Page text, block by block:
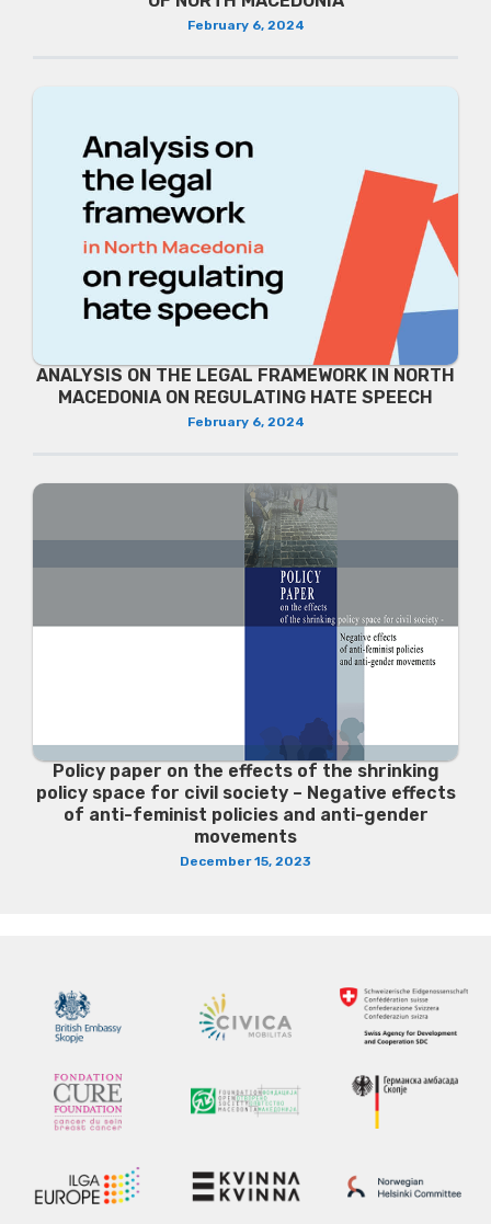
February 6, 2024
ANALYSIS ON THE LEGAL FRAMEWORK IN NORTH
MACEDONIA ON REGULATING HATE SPEECH
February 6, 2024
Policy paper on the effects of the shrinking
policy space for civil society – Negative effects
of anti-feminist policies and anti-gender
movements
December 15, 2023